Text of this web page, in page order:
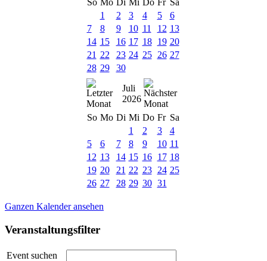
So Mo Di Mi Do Fr Sa
1
2 3 4 5
6
7
8 9 10 11 12 13
14 15 16 17 18 19 20
21 22 23 24 25 26 27
28 29
30
Juli
2026
So Mo Di Mi Do Fr Sa
1
2 3
4
5
6 7 8 9 10 11
12 13 14 15 16 17 18
19 20 21 22 23 24 25
26 27 28 29 30 31
Ganzen Kalender ansehen
Veranstaltungsfilter
Event suchen